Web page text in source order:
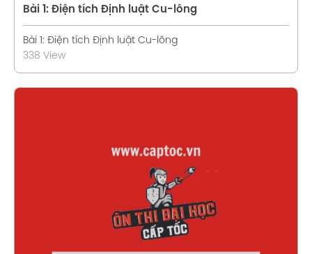
Bài 1: Điện tích Định luật Cu-lông
Bài 1: Điện tích Định luật Cu-lông
338 View
Xem chi tiết